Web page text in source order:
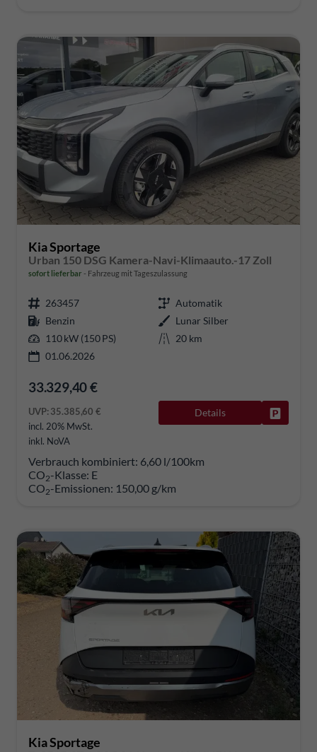
Kia Sportage
Urban 150 DSG Kamera-Navi-Klimaauto.-17 Zoll
sofort lieferbar Fahrzeug mit Tageszulassung
263457
Automatik
Benzin
Lunar Silber
110 kW (150 PS)
20 km
01.06.2026
33.329,40 €
UVP:35.385,60 €
incl. 20% MwSt.
inkl. NoVA
Details
Verbrauch kombiniert: 6,60 l/100km
CO2-Klasse: E
CO2-Emissionen: 150,00 g/km
Kia Sportage